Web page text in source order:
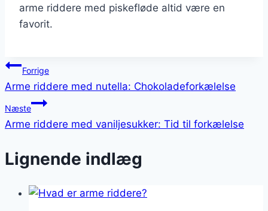
arme riddere med piskefløde altid være en
favorit.
Indlægsnavigation
Forrige
Arme riddere med nutella: Chokoladeforkælelse
Næste
Arme riddere med vaniljesukker: Tid til forkælelse
Lignende indlæg